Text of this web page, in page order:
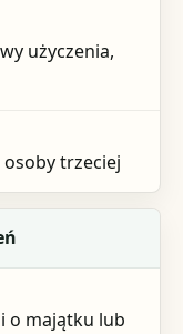
użyczenia,
trzeciej
o majątku lub